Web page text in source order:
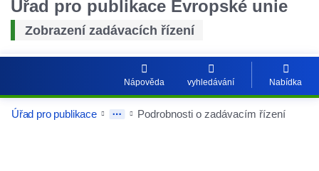
Úřad pro publikace Evropské unie
Zobrazení zadávacích řízení
Nápověda vyhledávání Nabídka
Úřad pro publikace Podrobnosti o zadávacím řízení